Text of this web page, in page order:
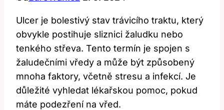
Ulcer je bolestivý stav trávicího traktu, který
obvykle postihuje sliznici žaludku nebo
tenkého střeva. Tento termín je spojen s
žaludečními vředy a může být způsobený
mnoha faktory, včetně stresu a infekcí. Je
důležité vyhledat lékařskou pomoc, pokud
máte podezření na vřed.